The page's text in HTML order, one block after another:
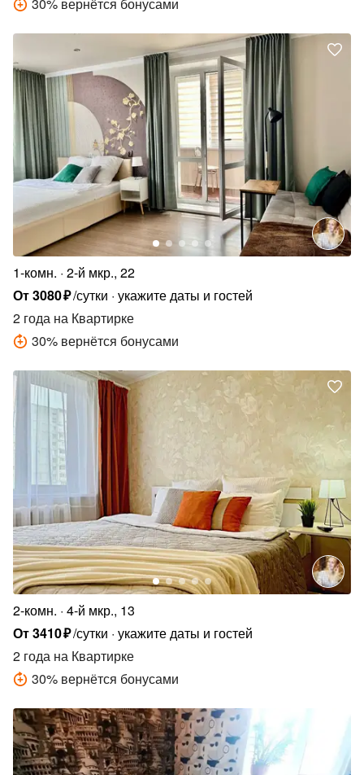
1-комн. 2-й мкр., 22
От3080₽/сутки укажите даты и гостей
2 года на Квартирке
30% вернётся бонусами
2-комн. 4-й мкр., 13
От3410₽/сутки укажите даты и гостей
2 года на Квартирке
30% вернётся бонусами